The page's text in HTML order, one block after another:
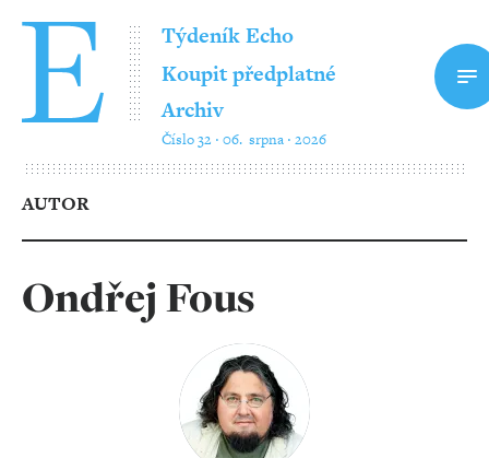
Týdeník Echo
Koupit předplatné
Archiv
Číslo 32 ‧ 06. srpna ‧ 2026
AUTOR
Ondřej Fous